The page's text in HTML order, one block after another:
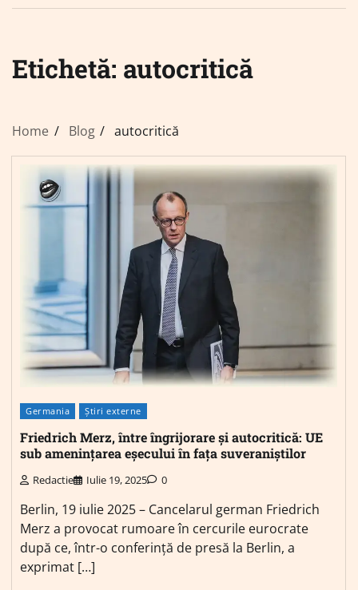
Etichetă: autocritică
Home Blog autocritică
Germania Știri externe
Friedrich Merz, între îngrijorare și autocritică: UE
sub amenințarea eșecului în fața suveraniștilor
Redactie Iulie 19, 2025 0
Berlin, 19 iulie 2025 – Cancelarul german Friedrich
Merz a provocat rumoare în cercurile eurocrate
după ce, într-o conferință de presă la Berlin, a
exprimat […]